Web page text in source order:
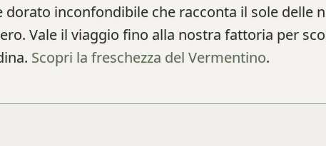
inconfondibile che racconta il sole delle
Vale il viaggio fino alla nostra fattoria per
Scopri la freschezza del Vermentino.